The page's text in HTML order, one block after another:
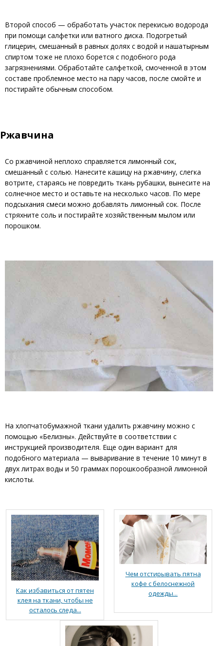
Второй способ — обработать участок перекисью водорода
при помощи салфетки или ватного диска. Подогретый
глицерин, смешанный в равных долях с водой и нашатырным
спиртом тоже не плохо борется с подобного рода
загрязнениями. Обработайте салфеткой, смоченной в этом
составе проблемное место на пару часов, после смойте и
постирайте обычным способом.
Ржавчина
Со ржавчиной неплохо справляется лимонный сок,
смешанный с солью. Нанесите кашицу на ржавчину, слегка
вотрите, стараясь не повредить ткань рубашки, вынесите на
солнечное место и оставьте на несколько часов. По мере
подсыхания смеси можно добавлять лимонный сок. После
стряхните соль и постирайте хозяйственным мылом или
порошком.
На хлопчатобумажной ткани удалить ржавчину можно с
помощью «Белизны». Действуйте в соответствии с
инструкцией производителя. Еще один вариант для
подобного материала — вываривание в течение 10 минут в
двух литрах воды и 50 граммах порошкообразной лимонной
кислоты.
Как избавиться от пятен
клея на ткани, чтобы не
осталось следа...
Чем отстирывать пятна
кофе с белоснежной
одежды...